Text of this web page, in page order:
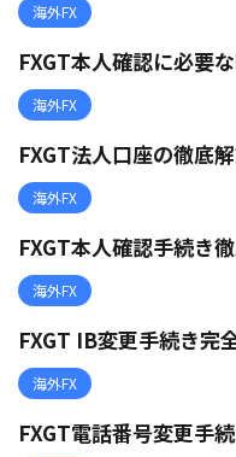
海外FX
FXGT本人確認に必要
海外FX
FXGT法人口座の徹底
海外FX
FXGT本人確認手続き
海外FX
FXGT IB変更手続き完
海外FX
FXGT電話番号変更手